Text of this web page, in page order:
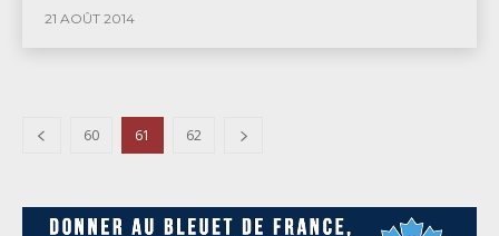
21 AOÛT 2014
60 61 62